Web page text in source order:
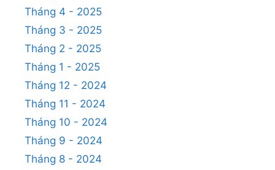
Tháng 4 - 2025
Tháng 3 - 2025
Tháng 2 - 2025
Tháng 1 - 2025
Tháng 12 - 2024
Tháng 11 - 2024
Tháng 10 - 2024
Tháng 9 - 2024
Tháng 8 - 2024